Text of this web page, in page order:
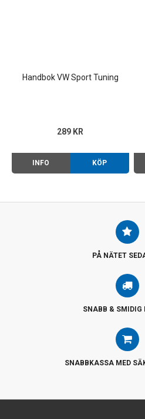
Handbok VW Sport Tuning
289 KR
INFO KÖP
PÅ NÄTET
SNABB & SMIDIG
SNABBKASSA MED